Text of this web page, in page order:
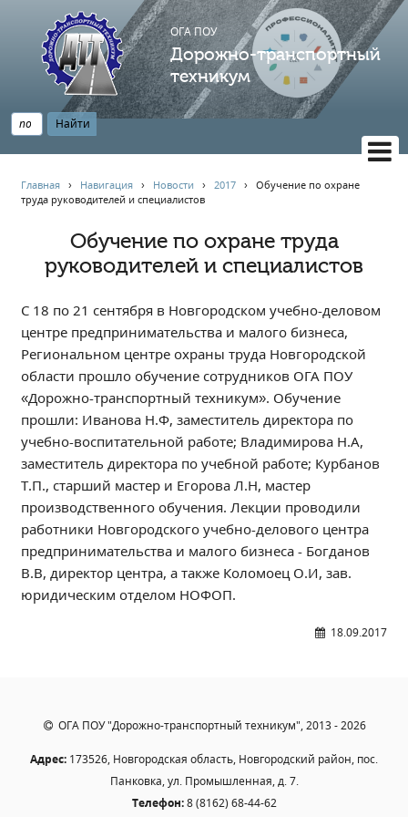
ОГА ПОУ
Дорожно-транспортный
техникум
НАВИГАЦИЯ
Главная
Профессионалитет
Опрос по качеству образования
Новости
Наблюдательный совет
Информация
Независимая оценка качества
Профориентация
Обращения онлайн
Контакты
Региональный центр по профилактике ДДТТ
Учебно-производственный комплекс
Центр карьеры
Противодействие коррупции
Структура и органы управления образовательной
организацией
Главная › Навигация › Новости ›2017 ›Обучение по охране
труда руководителей и специалистов
Обучение по охране труда
руководителей и специалистов
С 18 по 21 сентября в Новгородском учебно-деловом
центре предпринимательства и малого бизнеса,
Региональном центре охраны труда Новгородской
области прошло обучение сотрудников ОГА ПОУ
«Дорожно-транспортный техникум». Обучение
прошли: Иванова Н.Ф, заместитель директора по
учебно-воспитательной работе; Владимирова Н.А,
заместитель директора по учебной работе; Курбанов
Т.П., старший мастер и Егорова Л.Н, мастер
производственного обучения. Лекции проводили
работники Новгородского учебно-делового центра
предпринимательства и малого бизнеса - Богданов
В.В, директор центра, а также Коломоец О.И, зав.
юридическим отделом НОФОП.
18.09.2017
ОГА ПОУ "Дорожно-транспортный техникум", 2013 - 2026
Адрес: 173526, Новгородская область, Новгородский район, пос.
Панковка, ул. Промышленная, д. 7.
Телефон:8 (8162) 68-44-62